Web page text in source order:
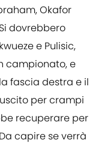
Okafor
dovrebbero
e Pulisic,
campionato, e
fascia destra e il
per crampi
recuperare per
capire se verrà